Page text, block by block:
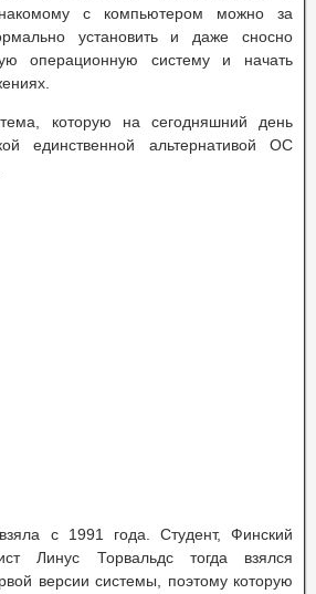
с компьютером можно за
установить и даже сносно
операционную систему и начать
которую на сегодняшний день
единственной альтернативой ОС
с 1991 года. Студент, Финский
Линус Торвальдс тогда взялся
версии системы, поэтому которую